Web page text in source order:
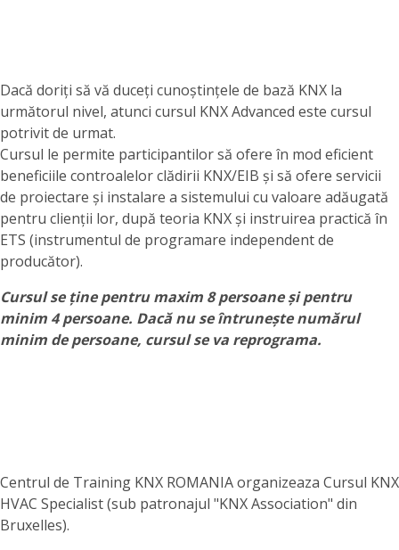
Dacă doriți să vă duceți cunoștințele de bază KNX la
următorul nivel, atunci cursul KNX Advanced este cursul
potrivit de urmat.
Cursul le permite participantilor să ofere în mod eficient
beneficiile controalelor clădirii KNX/EIB și să ofere servicii
de proiectare și instalare a sistemului cu valoare adăugată
pentru clienții lor, după teoria KNX și instruirea practică în
ETS (instrumentul de programare independent de
producător).
Cursul se ține pentru maxim 8 persoane și pentru
minim 4 persoane. Dacă nu se întrunește numărul
minim de persoane, cursul se va reprograma.
Centrul de Training KNX ROMANIA organizeaza Cursul KNX
HVAC Specialist (sub patronajul "KNX Association" din
Bruxelles).